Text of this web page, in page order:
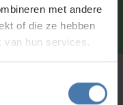
met andere
of die ze hebben
van hun services.
je vragen
.